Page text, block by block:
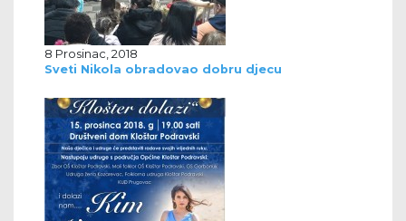
8 Prosinac, 2018
Sveti Nikola obradovao dobru djecu